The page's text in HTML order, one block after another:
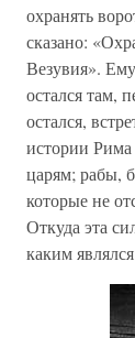
охранять
сказано:
Везувия».
остался там,
остался,
истории
царям; рабы,
которые не
Откуда эта
каким